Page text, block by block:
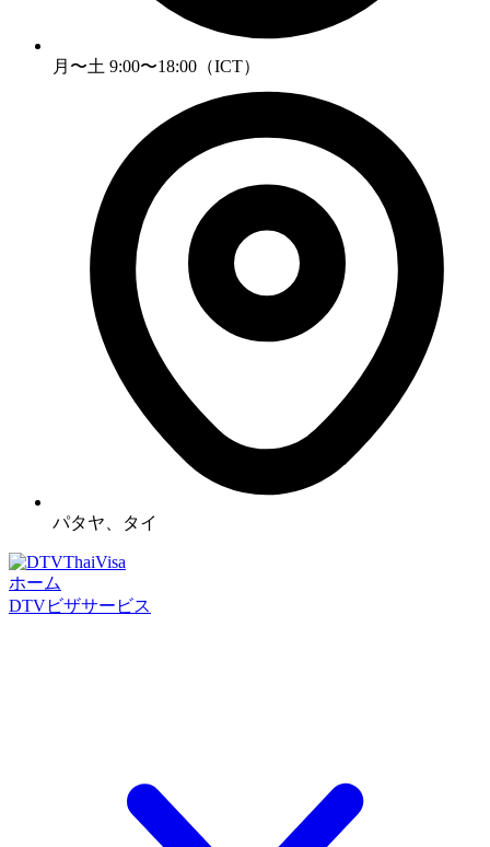
月〜土 9:00〜18:00（ICT）
パタヤ、タイ
ホーム
DTVビザサービス